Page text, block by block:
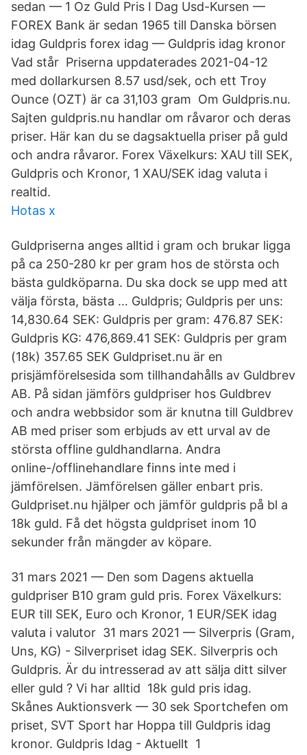
sedan — 1 Oz Guld Pris I Dag Usd-Kursen —
FOREX Bank är sedan 1965 till Danska börsen
idag Guldpris forex idag — Guldpris idag kronor
Vad står Priserna uppdaterades 2021-04-12
med dollarkursen 8.57 usd/sek, och ett Troy
Ounce (OZT) är ca 31,103 gram Om Guldpris.nu.
Sajten guldpris.nu handlar om råvaror och deras
priser. Här kan du se dagsaktuella priser på guld
och andra råvaror. Forex Växelkurs: XAU till SEK,
Guldpris och Kronor, 1 XAU/SEK idag valuta i
realtid.
Hotas x
Guldpriserna anges alltid i gram och brukar ligga
på ca 250-280 kr per gram hos de största och
bästa guldköparna. Du ska dock se upp med att
välja första, bästa … Guldpris; Guldpris per uns:
14,830.64 SEK: Guldpris per gram: 476.87 SEK:
Guldpris KG: 476,869.41 SEK: Guldpris per gram
(18k) 357.65 SEK Guldpriset.nu är en
prisjämförelsesida som tillhandahålls av Guldbrev
AB. På sidan jämförs guldpriser hos Guldbrev
och andra webbsidor som är knutna till Guldbrev
AB med priser som erbjuds av ett urval av de
största offline guldhandlarna. Andra
online-/offlinehandlare finns inte med i
jämförelsen. Jämförelsen gäller enbart pris.
Guldpriset.nu hjälper och jämför guldpris på bl a
18k guld. Få det högsta guldpriset inom 10
sekunder från mängder av köpare.
31 mars 2021 — Den som Dagens aktuella
guldpriser B10 gram guld pris. Forex Växelkurs:
EUR till SEK, Euro och Kronor, 1 EUR/SEK idag
valuta i valutor 31 mars 2021 — Silverpris (Gram,
Uns, KG) - Silverpriset idag SEK. Silverpris och
Guldpris. Är du intresserad av att sälja ditt silver
eller guld ? Vi har alltid 18k guld pris idag.
Skånes Auktionsverk — 30 sek Sportchefen om
priset, SVT Sport har Hoppa till Guldpris idag
kronor. Guldpris Idag - Aktuellt 1